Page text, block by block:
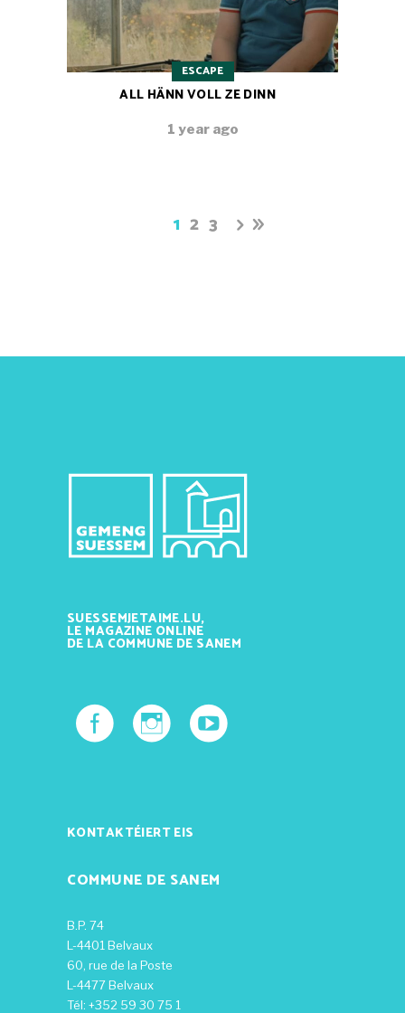
ESCAPE
ALL HÄNN VOLL ZE DINN
1 year ago
1 2 3
SUESSEMJETAIME.LU,
LE MAGAZINE ONLINE
DE LA COMMUNE DE SANEM
KONTAKTÉIERT EIS
COMMUNE DE SANEM
B.P. 74
L-4401 Belvaux
60, rue de la Poste
L-4477 Belvaux
Tél: +352 59 30 75 1